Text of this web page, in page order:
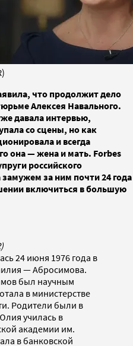
что продолжит дело
Алексея Навального.
давала интервью,
со сцены, но как
и всегда
она — жена и мать. Forbes
российского
за ним почти 24 года
включиться в большую
24 июня 1976 года в
— Абросимова.
был научным
в министерстве
Родители были в
училась в
академии им.
в банковской